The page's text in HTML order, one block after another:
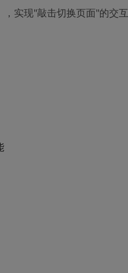
实现"敲击切换页面"的交